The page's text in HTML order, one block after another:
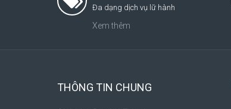
Đa dạng dịch vụ lữ hành
Xem thêm
THÔNG TIN CHUNG